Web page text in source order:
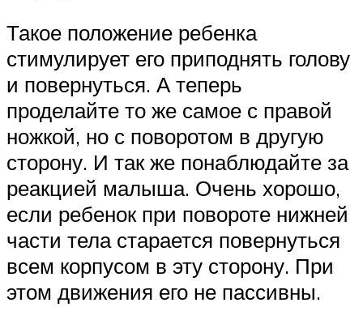
Такое положение ребенка
стимулирует его приподнять голову
и повернуться. А теперь
проделайте то же самое с правой
ножкой, но с поворотом в другую
сторону. И так же понаблюдайте за
реакцией малыша. Очень хорошо,
если ребенок при повороте нижней
части тела старается повернуться
всем корпусом в эту сторону. При
этом движения его не пассивны.